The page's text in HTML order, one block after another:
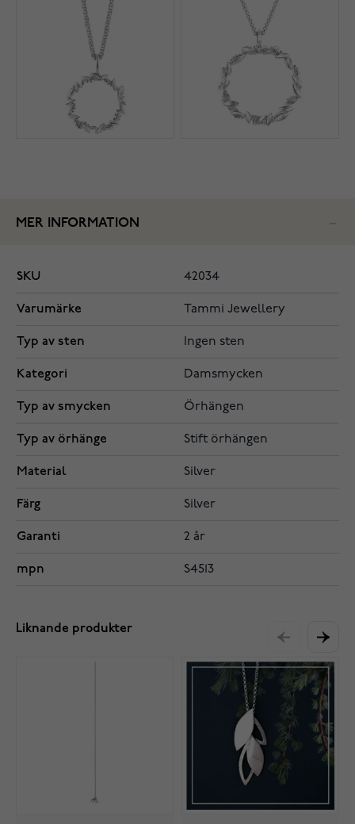
MER INFORMATION
SKU 42034
Varumärke Tammi Jewellery
Typ av sten Ingen sten
Kategori Damsmycken
Typ av smycken Örhängen
Typ av örhänge Stift örhängen
Material Silver
Färg Silver
Garanti 2 år
mpn S4513
Liknande produkter